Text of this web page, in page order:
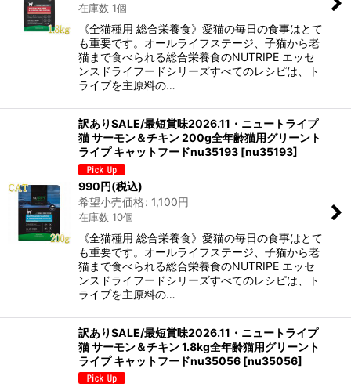
在庫数 1個
《全猫種用 総合栄養食》愛猫の毎日の食事はとて
も重要です。オールライフステージ、子猫から老
猫まで食べられる総合栄養食のNUTRIPE エッセ
ンスドライフードシリーズすべてのレシピは、ト
ライプを主原料の…
訳ありSALE/最短賞味2026.11・ニュートライプ
猫 サーモン＆チキン 200g全年齢猫用グリーント
ライプ キャットフードnu35193 [nu35193]
990円(税込)
希望小売価格: 1,100円
在庫数 10個
《全猫種用 総合栄養食》愛猫の毎日の食事はとて
も重要です。オールライフステージ、子猫から老
猫まで食べられる総合栄養食のNUTRIPE エッセ
ンスドライフードシリーズすべてのレシピは、ト
ライプを主原料の…
訳ありSALE/最短賞味2026.11・ニュートライプ
猫 サーモン＆チキン 1.8kg全年齢猫用グリーント
ライプ キャットフードnu35056 [nu35056]